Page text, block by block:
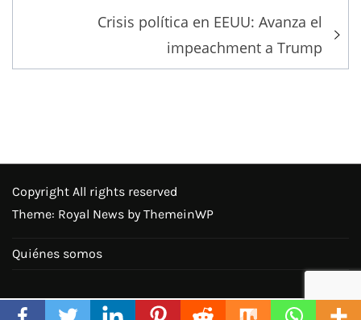
Crisis política en EEUU: Avanza el
impeachment a Trump
Copyright All rights reserved
Theme: Royal News by ThemeinWP
Quiénes somos